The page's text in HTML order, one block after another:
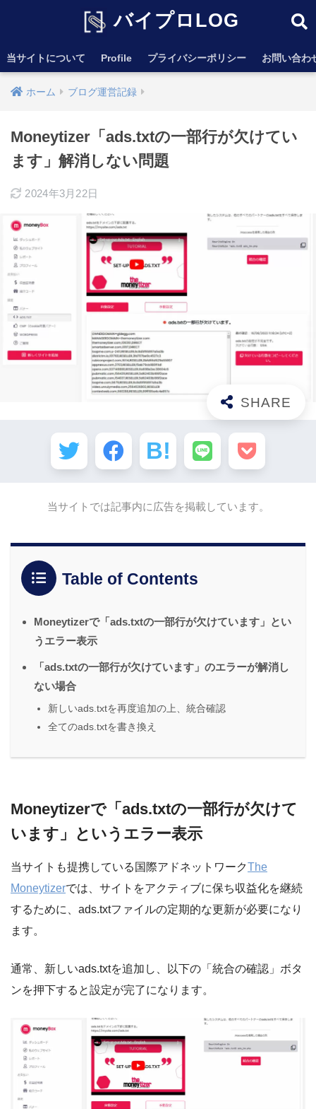
バイプロLOG
当サイトについて Profile プライバシーポリシー お問い合わ
ホーム ブログ運営記録
Moneytizer「ads.txtの一部行が欠けてい
ます」解消しない問題
2024年3月22日
当サイトでは記事内に広告を掲載しています。
Table of Contents
Moneytizerで「ads.txtの一部行が欠けています」とい
うエラー表示
「ads.txtの一部行が欠けています」のエラーが解消し
ない場合
新しいads.txtを再度追加の上、統合確認
全てのads.txtを書き換え
Moneytizerで「ads.txtの一部行が欠けて
います」というエラー表示
当サイトも提携している国際アドネットワークThe
Moneytizerでは、サイトをアクティブに保ち収益化を継続
するために、ads.txtファイルの定期的な更新が必要になり
ます。
通常、新しいads.txtを追加し、以下の「統合の確認」ボタ
ンを押下すると設定が完了になります。